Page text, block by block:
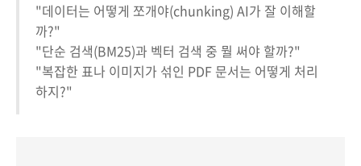
"데이터는 어떻게 쪼개야(chunking) AI가 잘 이해할
까?"
"단순 검색(BM25)과 벡터 검색 중 뭘 써야 할까?"
"복잡한 표나 이미지가 섞인 PDF 문서는 어떻게 처리
하지?"